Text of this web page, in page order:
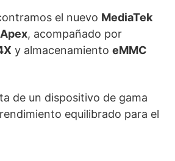
el nuevo MediaTek
, acompañado por
y almacenamiento eMMC
de un dispositivo de gama
equilibrado para el